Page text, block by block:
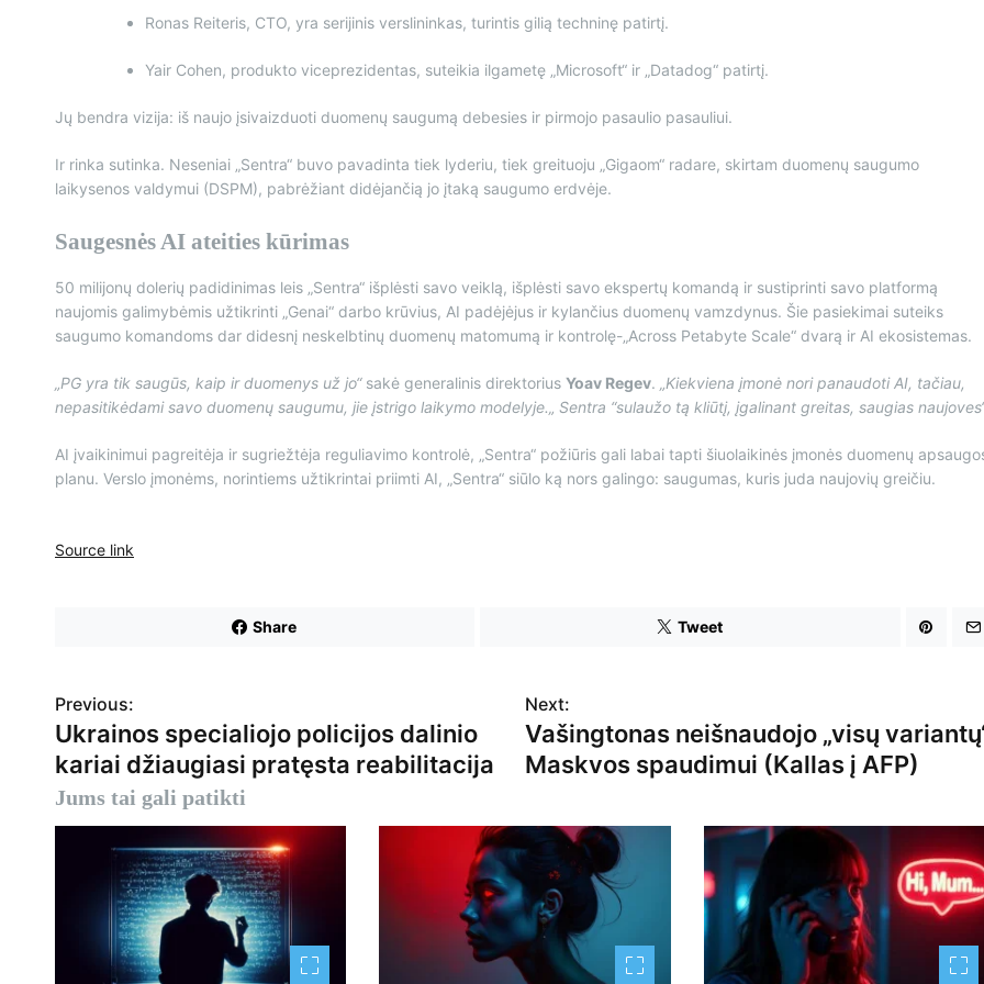
Ronas Reiteris, CTO, yra serijinis verslininkas, turintis gilią techninę patirtį.
Yair Cohen, produkto viceprezidentas, suteikia ilgametę „Microsoft“ ir „Datadog“ patirtį.
Jų bendra vizija: iš naujo įsivaizduoti duomenų saugumą debesies ir pirmojo pasaulio pasauliui.
Ir rinka sutinka. Neseniai „Sentra“ buvo pavadinta tiek lyderiu, tiek greituoju „Gigaom“ radare, skirtam duomenų saugumo
laikysenos valdymui (DSPM), pabrėžiant didėjančią jo įtaką saugumo erdvėje.
Saugesnės AI ateities kūrimas
50 milijonų dolerių padidinimas leis „Sentra“ išplėsti savo veiklą, išplėsti savo ekspertų komandą ir sustiprinti savo platformą
naujomis galimybėmis užtikrinti „Genai“ darbo krūvius, AI padėjėjus ir kylančius duomenų vamzdynus. Šie pasiekimai suteiks
saugumo komandoms dar didesnį neskelbtinų duomenų matomumą ir kontrolę-„Across Petabyte Scale“ dvarą ir AI ekosistemas.
„PG yra tik saugūs, kaip ir duomenys už jo“sakė generalinis direktorius Yoav Regev. „Kiekviena įmonė nori panaudoti AI, tačiau,
nepasitikėdami savo duomenų saugumu, jie įstrigo laikymo modelyje.„ Sentra “sulaužo tą kliūtį, įgalinant greitas, saugias
AI įvaikinimui pagreitėja ir sugriežtėja reguliavimo kontrolė, „Sentra“ požiūris gali labai tapti šiuolaikinės įmonės duomenų
planu. Verslo įmonėms, norintiems užtikrintai priimti AI, „Sentra“ siūlo ką nors galingo: saugumas, kuris juda naujovių greičiu.
Source link
Share Tweet
N
a
v
i
Previous:
Ukrainos specialiojo policijos dalinio
kariai džiaugiasi pratęsta reabilitacija
Next:
Vašingtonas neišnaudojo „visų
Maskvos spaudimui (Kallas į AFP)
Jums tai gali patikti